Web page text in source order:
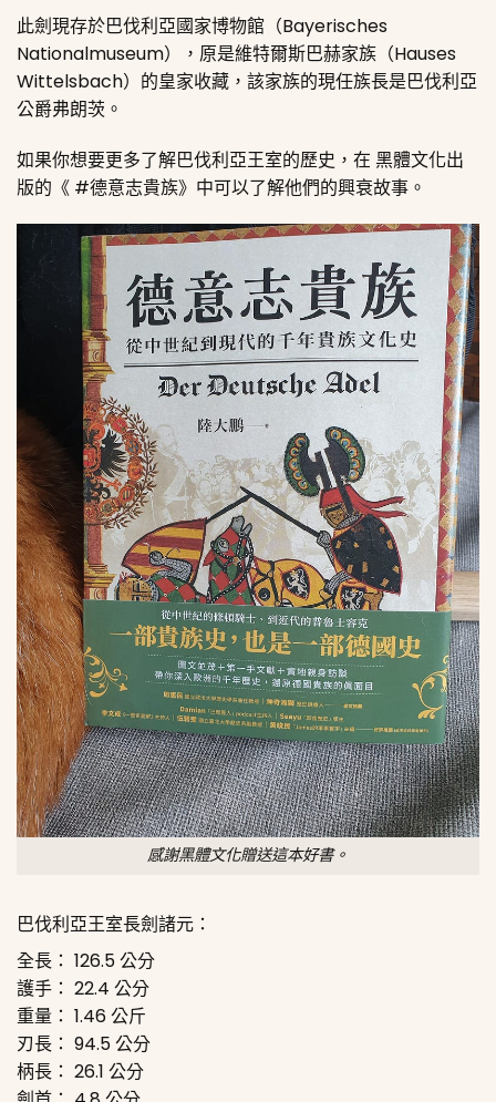
此劍現存於巴伐利亞國家博物館（Bayerisches
Nationalmuseum），原是維特爾斯巴赫家族（Hauses
Wittelsbach）的皇家收藏，該家族的現任族長是巴伐利亞
公爵弗朗茨。
如果你想要更多了解巴伐利亞王室的歷史，在 黑體文化出
版的《 #德意志貴族》中可以了解他們的興衰故事。
感謝黑體文化贈送這本好書。
巴伐利亞王室長劍諸元：
全長： 126.5 公分
護手： 22.4 公分
重量： 1.46 公斤
刃長： 94.5 公分
柄長： 26.1 公分